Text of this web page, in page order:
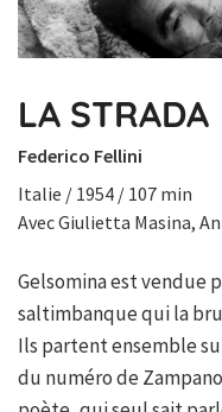
LA STRADA
Federico Fellini
Italie / 1954 / 107 min
Avec Giulietta Masina,
Gelsomina est vendue
saltimbanque qui la
Ils partent ensemble
du numéro de